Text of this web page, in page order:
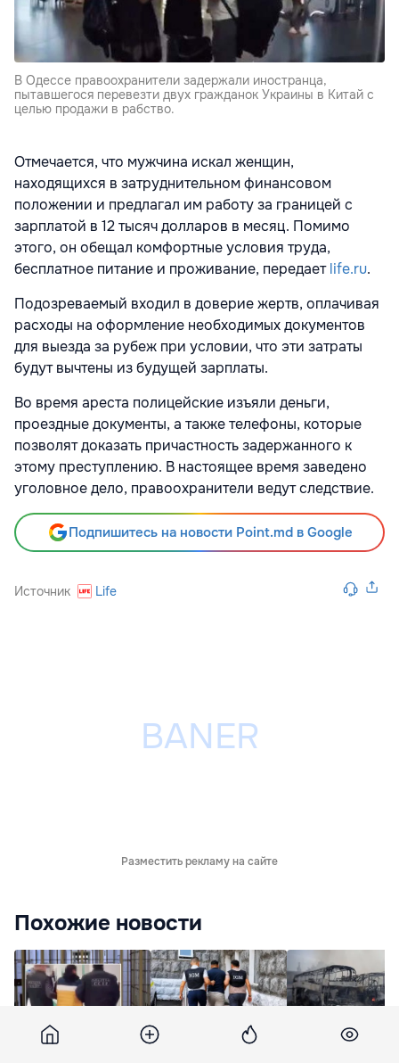
В Одессе правоохранители задержали иностранца,
пытавшегося перевезти двух гражданок Украины в Китай с
целью продажи в рабство.
Отмечается, что мужчина искал женщин,
находящихся в затруднительном финансовом
положении и предлагал им работу за границей с
зарплатой в 12 тысяч долларов в месяц. Помимо
этого, он обещал комфортные условия труда,
бесплатное питание и проживание, передаетlife.ru.
Подозреваемый входил в доверие жертв, оплачивая
расходы на оформление необходимых документов
для выезда за рубеж при условии, что эти затраты
будут вычтены из будущей зарплаты.
Во время ареста полицейские изъяли деньги,
проездные документы, а также телефоны, которые
позволят доказать причастность задержанного к
этому преступлению. В настоящее время заведено
уголовное дело, правоохранители ведут следствие.
Подпишитесь на новости Point.md в Google
Источник Life
Разместить рекламу на сайте
Похожие новости
За попытку продать
В Кишиневе
Российские